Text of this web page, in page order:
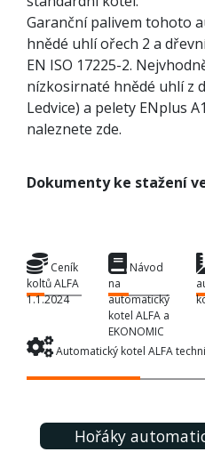
Garanční palivem tohoto
hnědé uhlí ořech 2 a
EN ISO 17225-2.
nízkosirnaté hnědé uhlí z
Ledvice) a pelety ENplus
naleznete zde.
Dokumenty ke stažení
Ceník
koltů ALFA
1.1.2024
Návod
na
automatický
kotel ALFA a
EKONOMIC
Automatický kotel ALFA
Hořáky